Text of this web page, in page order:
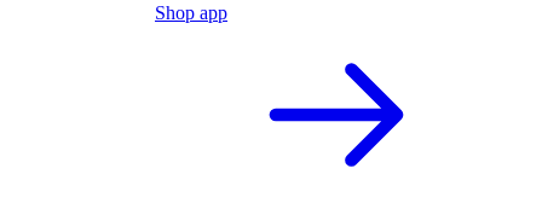
Shop app